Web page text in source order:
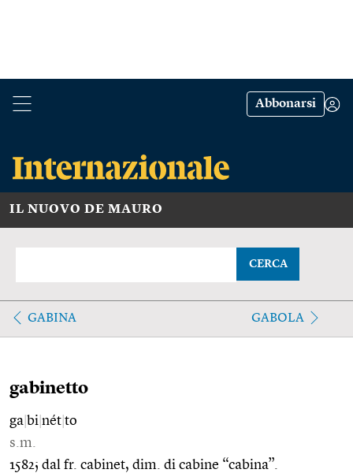
Abbonarsi
IL NUOVO DE MAURO
CERCA
GABINA GABOLA
gabinetto
ga bi nét to
s.m.
1582; dal fr. cabinet, dim. di cabine “cabina”.